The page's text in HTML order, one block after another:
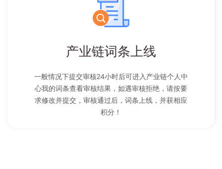
产业链词条上线
一般情况下提交审核24小时后可进入产业链个人中
心我的词条查看审核结果，如遇审核拒绝，请按要
求修改并提交，审核通过后，词条上线，并获相应
积分！